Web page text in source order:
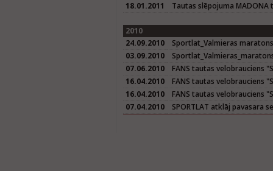
18.01.2011
Tautas slēpojuma
2010
24.09.2010
Sportlat_Valmieras
03.09.2010
07.06.2010
FANS tautas velobrauciens
16.04.2010
FANS tautas velobrauciens
16.04.2010
FANS tautas velobrauciens
07.04.2010
SPORTLAT atklāj pavasara